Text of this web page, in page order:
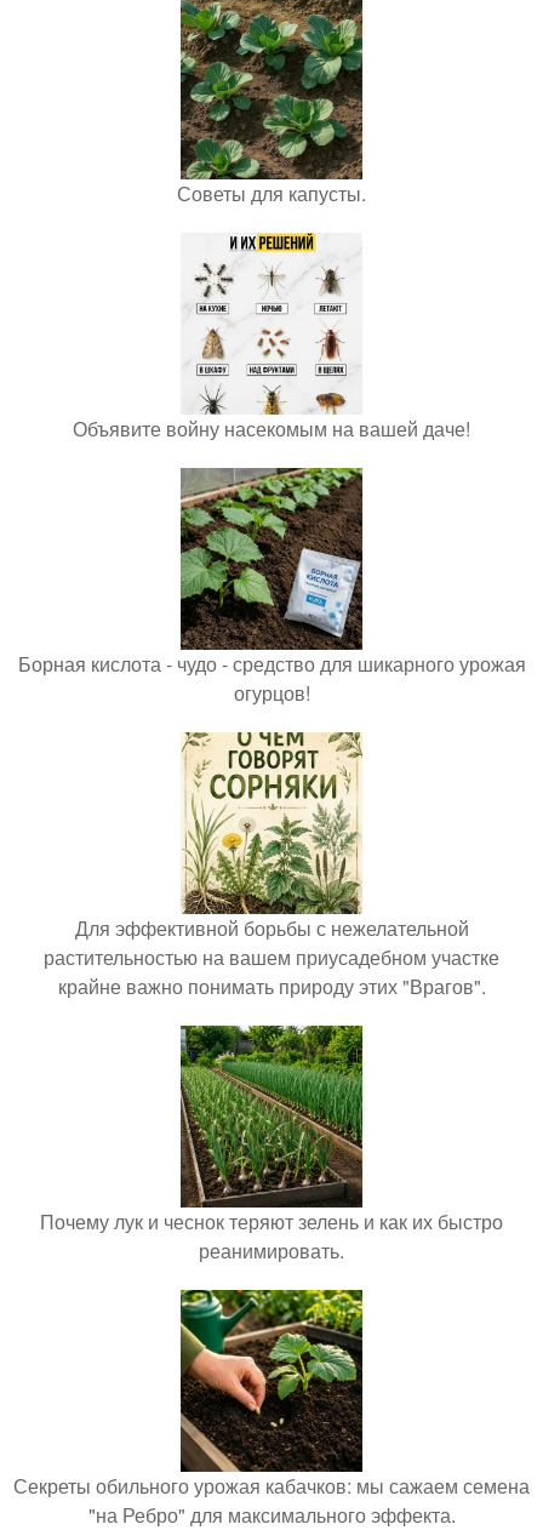
Советы для капусты.
Объявите войну насекомым на вашей даче!
Борная кислота - чудо - средство для шикарного урожая
огурцов!
Для эффективной борьбы с нежелательной
растительностью на вашем приусадебном участке
крайне важно понимать природу этих "Врагов".
Почему лук и чеснок теряют зелень и как их быстро
реанимировать.
Секреты обильного урожая кабачков: мы сажаем семена
"на Ребро" для максимального эффекта.